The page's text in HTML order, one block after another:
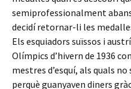
semiprofessionalment
decidí retornar-li les
Els esquiadors suïssos i
Olímpics d’hivern de 1936
mestres d’esquí, als quals
perquè guanyaven diners